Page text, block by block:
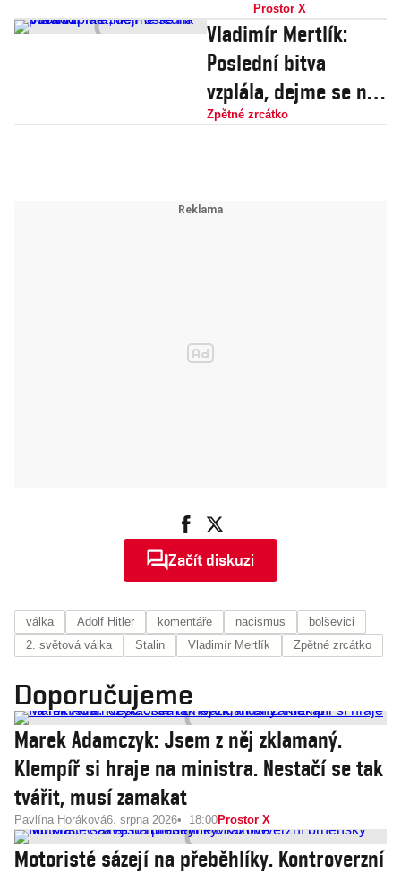
diletant, nebo
lhář, počty lidí
v nemocnicích
jsou
polopodvod
Prostor X
Vladimír Mertlík:
Poslední bitva
vzplála, dejme se na
pochod!
Zpětné zrcátko
Začít diskuzi
válka Adolf Hitler komentáře nacismus
bolševici
2. světová válka
Stalin Vladimír Mertlík Zpětné zrcátko
Doporučujeme
Marek Adamczyk: Jsem z něj zklamaný.
Klempíř si hraje na ministra. Nestačí se tak
tvářit, musí zamakat
Pavlína Horáková6. srpna 2026 18:00Prostor X
Motoristé sázejí na přeběhlíky. Kontroverzní